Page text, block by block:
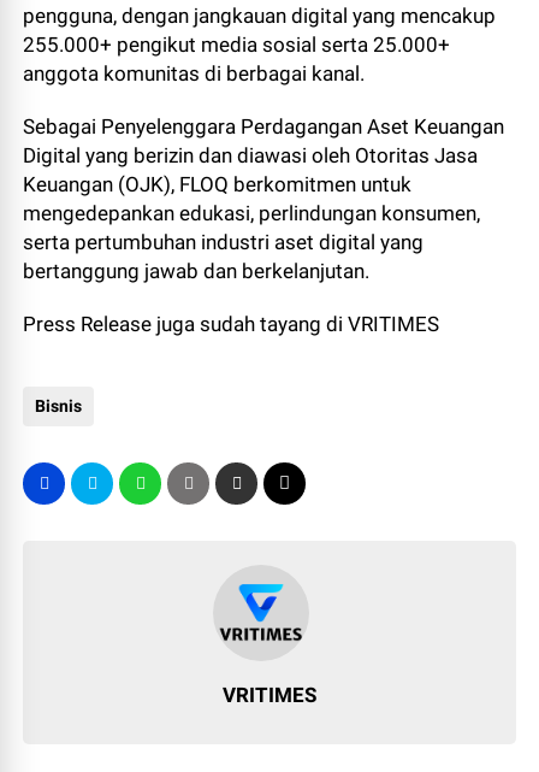
pengguna, dengan jangkauan digital yang mencakup
255.000+ pengikut media sosial serta 25.000+
anggota komunitas di berbagai kanal.
Sebagai Penyelenggara Perdagangan Aset Keuangan
Digital yang berizin dan diawasi oleh Otoritas Jasa
Keuangan (OJK), FLOQ berkomitmen untuk
mengedepankan edukasi, perlindungan konsumen,
serta pertumbuhan industri aset digital yang
bertanggung jawab dan berkelanjutan.
Press Release juga sudah tayang di VRITIMES
Bisnis
VRITIMES